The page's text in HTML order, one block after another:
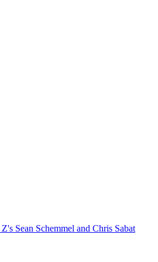
Sean Schemmel and Chris Sabat